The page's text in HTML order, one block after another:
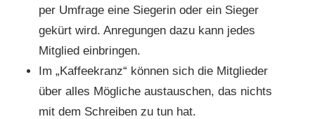
per Umfrage eine Siegerin oder ein Sieger
gekürt wird. Anregungen dazu kann jedes
Mitglied einbringen.
Im „Kaffeekranz“ können sich die Mitglieder
über alles Mögliche austauschen, das nichts
mit dem Schreiben zu tun hat.